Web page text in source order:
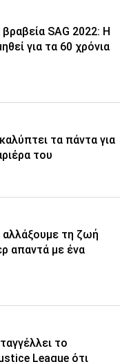
SAG 2022: Η
για τα 60 χρόνια
τα πάντα για
του
τη ζωή
απαντά με ένα
το
League ότι